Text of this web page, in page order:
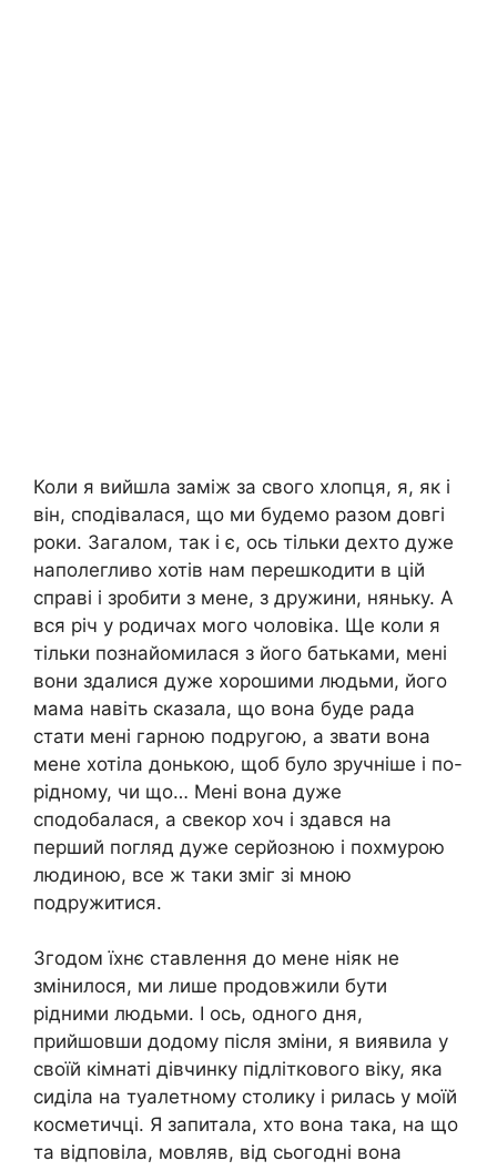
Коли я вийшла заміж за свого хлопця, я, як і
він, сподівалася, що ми будемо разом довгі
роки. Загалом, так і є, ось тільки дехто дуже
наполегливо хотів нам перешкодити в цій
справі і зробити з мене, з дружини, няньку. А
вся річ у родичах мого чоловіка. Ще коли я
тільки познайомилася з його батьками, мені
вони здалися дуже хорошими людьми, його
мама навіть сказала, що вона буде рада
стати мені гарною подругою, а звати вона
мене хотіла донькою, щоб було зручніше і по-
рідному, чи що… Мені вона дуже
сподобалася, а свекор хоч і здався на
перший погляд дуже серйозною і похмурою
людиною, все ж таки зміг зі мною
подружитися.
Згодом їхнє ставлення до мене ніяк не
змінилося, ми лише продовжили бути
рідними людьми. І ось, одного дня,
прийшовши додому після зміни, я виявила у
своїй кімнаті дівчинку підліткового віку, яка
сиділа на туалетному столику і рилась у моїй
косметичці. Я запитала, хто вона така, на що
та відповіла, мовляв, від сьогодні вона